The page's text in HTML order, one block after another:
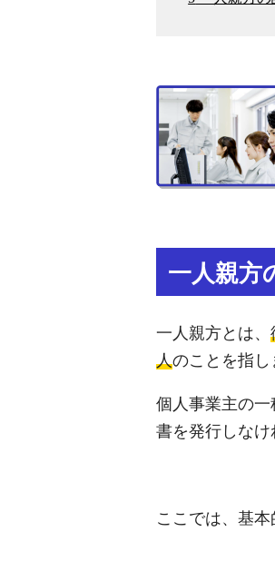
一人親方
一人親方とは、
人のことを指し
個人事業主の
書を発行しなけ
ここでは、基